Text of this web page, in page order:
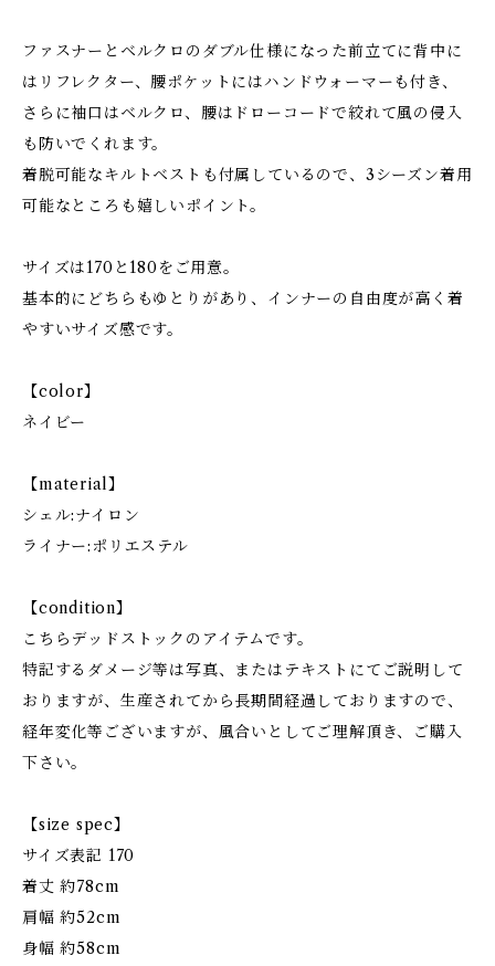
ファスナーとベルクロのダブル仕様になった前立てに背中に
はリフレクター、腰ポケットにはハンドウォーマーも付き、
さらに袖口はベルクロ、腰はドローコードで絞れて風の侵入
も防いでくれます。
着脱可能なキルトベストも付属しているので、3シーズン着用
可能なところも嬉しいポイント。
サイズは170と180をご用意。
基本的にどちらもゆとりがあり、インナーの自由度が高く着
やすいサイズ感です。
【color】
ネイビー
【material】
シェル:ナイロン
ライナー:ポリエステル
【condition】
こちらデッドストックのアイテムです。
特記するダメージ等は写真、またはテキストにてご説明して
おりますが、生産されてから長期間経過しておりますので、
経年変化等ございますが、風合いとしてご理解頂き、ご購入
下さい。
【size spec】
サイズ表記 170
着丈 約78cm
肩幅 約52cm
身幅 約58cm